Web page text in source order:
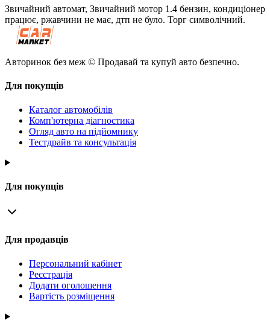
Звичайний автомат, Звичайний мотор 1.4 бензин, кондиціонер
працює, ржавчини не має, дтп не було. Торг символічний.
Авторинок без меж © Продавай та купуй авто безпечно.
Для покупців
Каталог автомобілів
Комп'ютерна діагностика
Огляд авто на підйомнику
Тестдрайв та консультація
Для покупців
Для продавців
Персональний кабінет
Реєстрація
Додати оголошення
Вартість розміщення